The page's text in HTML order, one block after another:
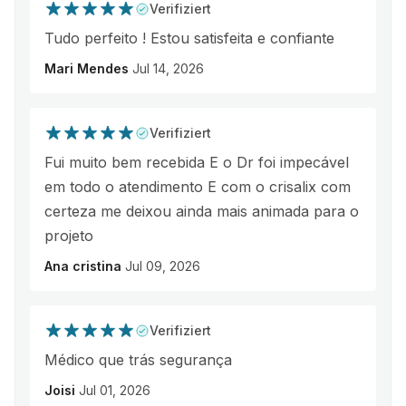
Verifiziert
Tudo perfeito ! Estou satisfeita e confiante
Mari Mendes Jul 14, 2026
Verifiziert
Fui muito bem recebida E o Dr foi impecável
em todo o atendimento E com o crisalix com
certeza me deixou ainda mais animada para o
projeto
Ana cristina Jul 09, 2026
Verifiziert
Médico que trás segurança
Joisi Jul 01, 2026